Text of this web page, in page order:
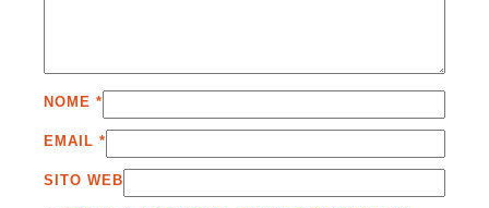
NOME *
EMAIL *
SITO WEB